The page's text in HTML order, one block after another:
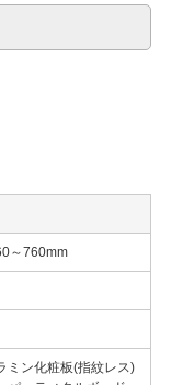
～760mm
ミン化粧板(指紋レス)